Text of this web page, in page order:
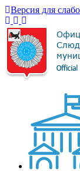
Версия для